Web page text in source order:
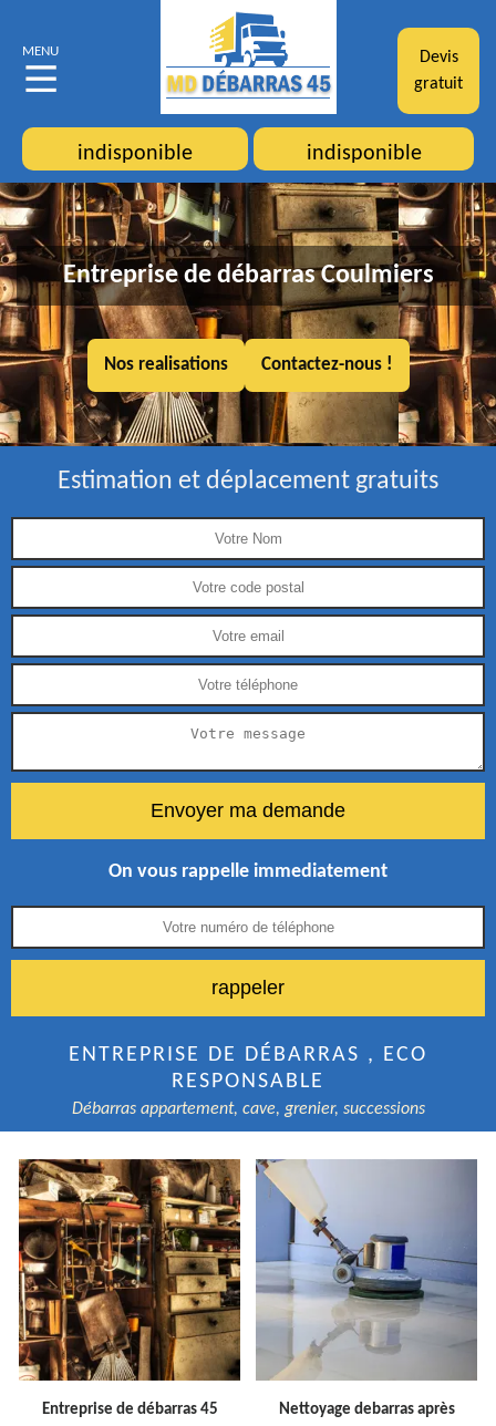
MENU
Devis
gratuit
indisponible indisponible
Entreprise de débarras Coulmiers
Nos realisations Contactez-nous !
Estimation et déplacement gratuits
On vous rappelle immediatement
ENTREPRISE DE DÉBARRAS , ECO
RESPONSABLE
Débarras appartement, cave, grenier, successions
Entreprise de débarras 45
Nettoyage debarras après